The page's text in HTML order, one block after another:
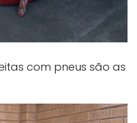
com pneus são as